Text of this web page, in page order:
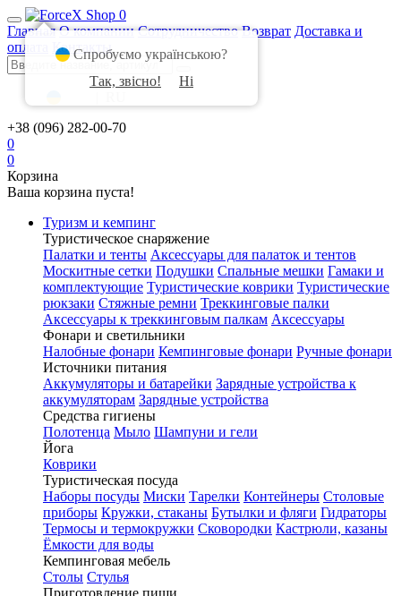
0
Главная О компании Сотрудничество Возврат Доставка и
оплата
Контакты
+38 (096) 282-00-70
0
0
Корзина
Ваша корзина пуста!
Туризм и кемпинг
Туристическое снаряжение
Палатки и тенты Аксессуары для палаток и тентов
Москитные сетки Подушки Спальные мешки Гамаки и
комплектующие Туристические коврики Туристические
рюкзаки Стяжные ремни Треккинговые палки
Аксессуары к треккинговым палкам Аксессуары
Фонари и светильники
Налобные фонари Кемпинговые фонари Ручные фонари
Источники питания
Аккумуляторы и батарейки Зарядные устройства к
аккумуляторам Зарядные устройства
Средства гигиены
Полотенца Мыло Шампуни и гели
Йога
Коврики
Туристическая посуда
Наборы посуды Миски Тарелки Контейнеры Столовые
приборы Кружки, стаканы Бутылки и фляги Гидраторы
Термосы и термокружки Сковородки Кастрюли, казаны
Ёмкости для воды
Кемпинговая мебель
Столы Стулья
Спробуємо українською?
Так, звісно!
Ні